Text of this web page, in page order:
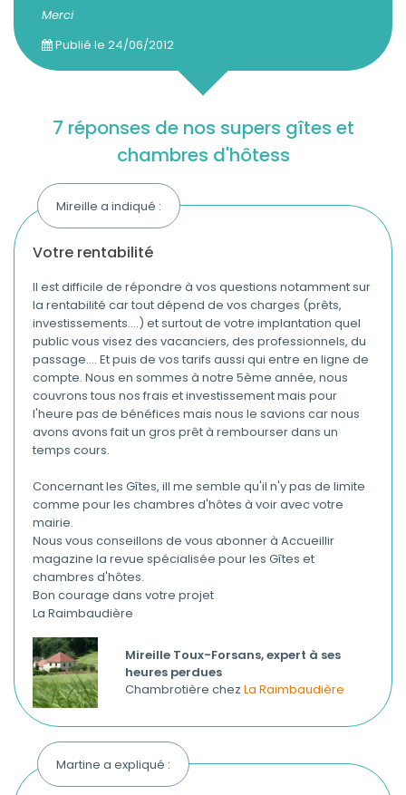
Merci
Publié le 24/06/2012
7 réponses de nos supers gîtes et
chambres d'hôtess
Mireille a indiqué :
votre rentabilité
Il est difficile de répondre à vos questions notamment sur
la rentabilité car tout dépend de vos charges (prêts,
investissements....) et surtout de votre implantation quel
public vous visez des vacanciers, des professionnels, du
passage.... Et puis de vos tarifs aussi qui entre en ligne de
compte. Nous en sommes à notre 5ème année, nous
couvrons tous nos frais et investissement mais pour
l'heure pas de bénéfices mais nous le savions car nous
avons avons fait un gros prêt à rembourser dans un
temps cours.
Concernant les Gîtes, ill me semble qu'il n'y pas de limite
comme pour les chambres d'hôtes à voir avec votre
mairie.
Nous vous conseillons de vous abonner à Accueillir
magazine la revue spécialisée pour les Gîtes et
chambres d'hôtes.
Bon courage dans votre projet
La Raimbaudière
Mireille Toux-Forsans, expert à ses
heures perdues
Chambrotière chez La Raimbaudière
Martine a expliqué :